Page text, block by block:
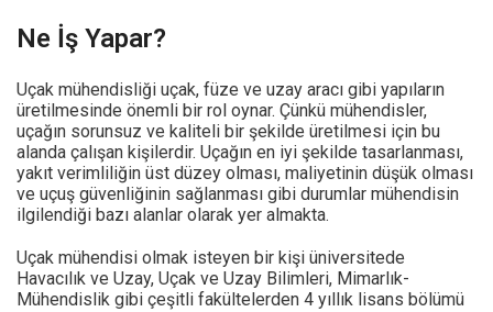
Ne İş Yapar?
Uçak mühendisliği uçak, füze ve uzay aracı gibi yapıların
üretilmesinde önemli bir rol oynar. Çünkü mühendisler,
uçağın sorunsuz ve kaliteli bir şekilde üretilmesi için bu
alanda çalışan kişilerdir. Uçağın en iyi şekilde tasarlanması,
yakıt verimliliğin üst düzey olması, maliyetinin düşük olması
ve uçuş güvenliğinin sağlanması gibi durumlar mühendisin
ilgilendiği bazı alanlar olarak yer almakta.
Uçak mühendisi olmak isteyen bir kişi üniversitede
Havacılık ve Uzay, Uçak ve Uzay Bilimleri, Mimarlık-
Mühendislik gibi çeşitli fakültelerden 4 yıllık lisans bölümü